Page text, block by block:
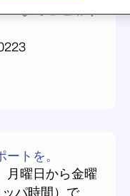
トを。
月曜日から金曜
パ時間）で